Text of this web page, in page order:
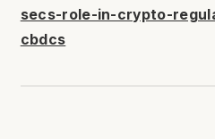
secs-role-in-crypto-
cbdcs